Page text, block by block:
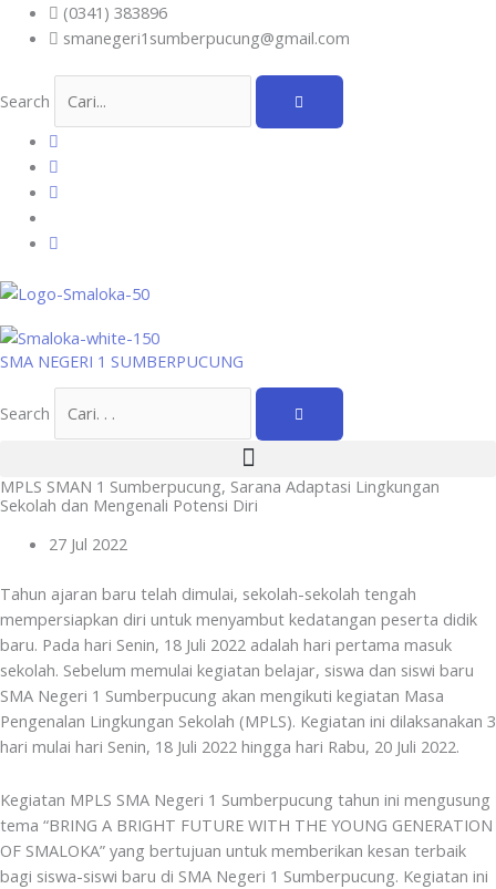
(0341) 383896
smanegeri1sumberpucung@gmail.com
Search
SMA NEGERI 1 SUMBERPUCUNG
Search
MPLS SMAN 1 Sumberpucung, Sarana Adaptasi Lingkungan
Sekolah dan Mengenali Potensi Diri
27 Jul 2022
Tahun ajaran baru telah dimulai, sekolah-sekolah tengah
mempersiapkan diri untuk menyambut kedatangan peserta didik
baru. Pada hari Senin, 18 Juli 2022 adalah hari pertama masuk
sekolah. Sebelum memulai kegiatan belajar, siswa dan siswi baru
SMA Negeri 1 Sumberpucung akan mengikuti kegiatan Masa
Pengenalan Lingkungan Sekolah (MPLS). Kegiatan ini dilaksanakan 3
hari mulai hari Senin, 18 Juli 2022 hingga hari Rabu, 20 Juli 2022.
Kegiatan MPLS SMA Negeri 1 Sumberpucung tahun ini mengusung
tema “BRING A BRIGHT FUTURE WITH THE YOUNG GENERATION
OF SMALOKA” yang bertujuan untuk memberikan kesan terbaik
bagi siswa-siswi baru di SMA Negeri 1 Sumberpucung. Kegiatan ini